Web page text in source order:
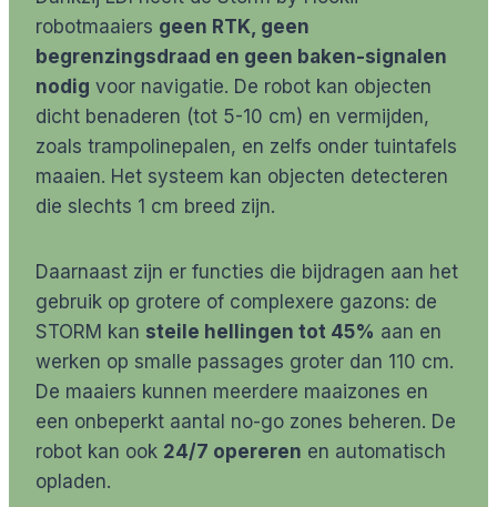
robotmaaiers geen RTK, geen
begrenzingsdraad en geen baken-signalen
nodig voor navigatie. De robot kan objecten
dicht benaderen (tot 5-10 cm) en vermijden,
zoals trampolinepalen, en zelfs onder tuintafels
maaien. Het systeem kan objecten detecteren
die slechts 1 cm breed zijn.
Daarnaast zijn er functies die bijdragen aan het
gebruik op grotere of complexere gazons: de
STORM kan steile hellingen tot 45% aan en
werken op smalle passages groter dan 110 cm.
De maaiers kunnen meerdere maaizones en
een onbeperkt aantal no-go zones beheren. De
robot kan ook 24/7 opereren en automatisch
opladen.